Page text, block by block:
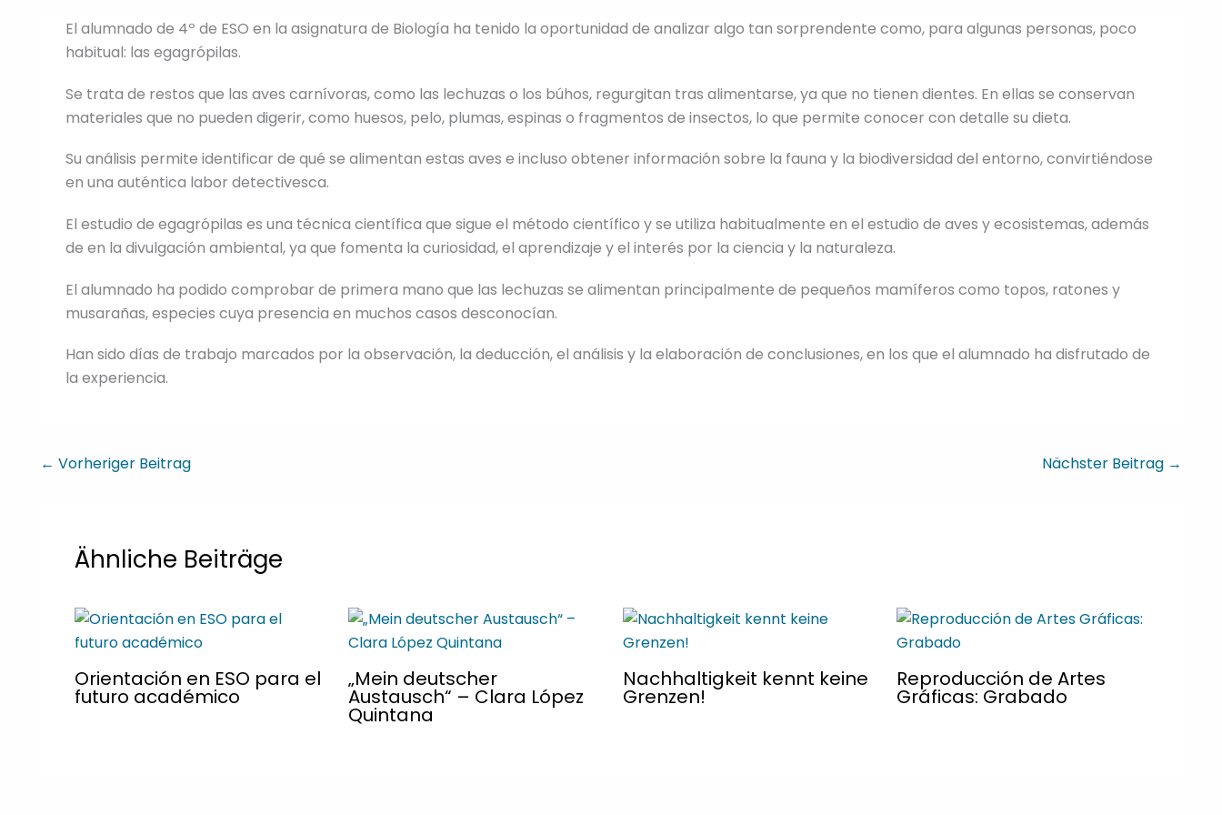
El alumnado de 4º de ESO en la asignatura de Biología ha tenido la oportunidad de analizar algo tan sorprendente como, para algunas personas, poco
habitual: las egagrópilas.
Se trata de restos que las aves carnívoras, como las lechuzas o los búhos, regurgitan tras alimentarse, ya que no tienen dientes. En ellas se conservan
materiales que no pueden digerir, como huesos, pelo, plumas, espinas o fragmentos de insectos, lo que permite conocer con detalle su dieta.
Su análisis permite identificar de qué se alimentan estas aves e incluso obtener información sobre la fauna y la biodiversidad del entorno, convirtiéndose
en una auténtica labor detectivesca.
El estudio de egagrópilas es una técnica científica que sigue el método científico y se utiliza habitualmente en el estudio de aves y ecosistemas, además
de en la divulgación ambiental, ya que fomenta la curiosidad, el aprendizaje y el interés por la ciencia y la naturaleza.
El alumnado ha podido comprobar de primera mano que las lechuzas se alimentan principalmente de pequeños mamíferos como topos, ratones y
musarañas, especies cuya presencia en muchos casos desconocían.
Han sido días de trabajo marcados por la observación, la deducción, el análisis y la elaboración de conclusiones, en los que el alumnado ha disfrutado de
la experiencia.
← Vorheriger Beitrag Nächster Beitrag →
Ähnliche Beiträge
Orientación en ESO para el
futuro académico
„Mein deutscher
Austausch“ – Clara López
Quintana
Nachhaltigkeit kennt keine
Grenzen!
Reproducción de Artes
Gráficas: Grabado